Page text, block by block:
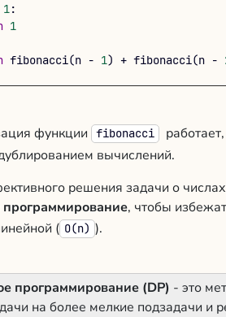
1:
1
fibonacci(n - 1) + fibonacci(n -
функции fibonacci
вычислений.
решения задачи о
, чтобы
( O(n) ).
программирование (DP) - это
на более мелкие подзадачи и